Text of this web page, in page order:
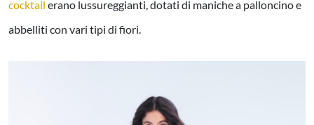
cocktail erano lussureggianti, dotati di maniche a palloncino e
abbelliti con vari tipi di fiori.